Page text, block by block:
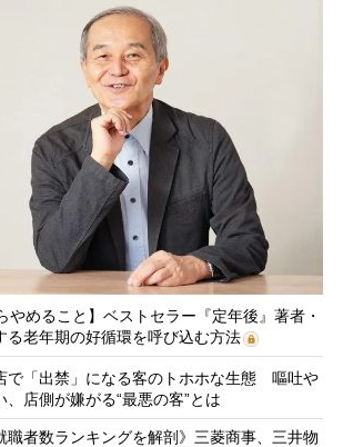
やめること】ベストセラー『定年後』著者・
る老年期の好循環を呼び込む方法
で「出禁」になる客のトホホな生態 嘔吐や
店側が嫌がる“最悪の客”とは
職者数ランキングを解剖》三菱商事、三井物